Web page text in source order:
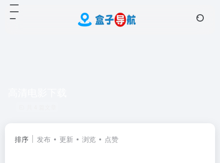
排序 发布 更新 浏览 点赞